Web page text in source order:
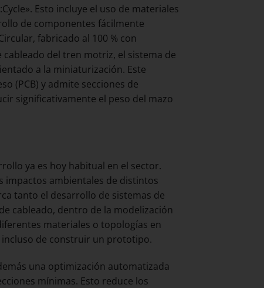
Esto incluye el uso de materiales
de componentes fácilmente
fabricado al 100 % con
del tren motriz, el sistema de
a la miniaturización. Este
(PCB) y admite secciones de
significativamente el peso del mazo
ya es hoy habitual en el sector.
impactos ambientales de distintos
tanto el desarrollo de sistemas de
cableado, dentro de la modelización
materiales o topologías en
incluso de construir un prototipo.
una optimización automatizada
mínimas. Esto reduce los